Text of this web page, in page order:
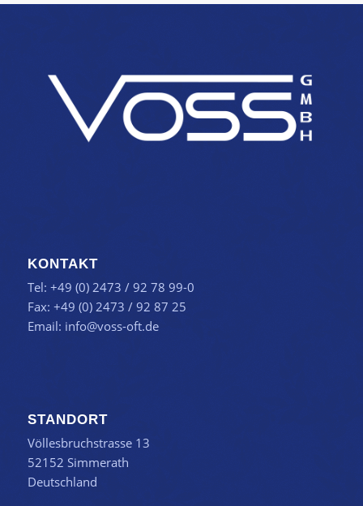
KONTAKT
Tel: +49 (0) 2473 / 92 78 99-0
Fax: +49 (0) 2473 / 92 87 25
Email: info@voss-oft.de
STANDORT
Völlesbruchstrasse 13
52152 Simmerath
Deutschland